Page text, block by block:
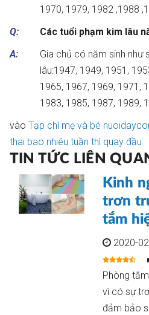
1970, 1979, 1982 ,1988
Q:
Các tuổi phạm kim lâu
A:
Gia chủ có năm sinh như
lâu:1947, 1949, 1951,
1965, 1967, 1969, 1971,
1983, 1985, 1987, 1989,
vào Tạp chí mẹ và bé
thai bao nhiêu tuần thì quay đầu
TIN TỨC LIÊN
Kinh
trơn
tắm
2020-
Phòng
vì có sự
đảm bảo